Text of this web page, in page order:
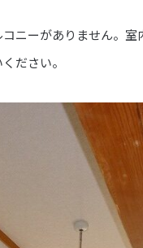
ニーがありません。室
ださい。